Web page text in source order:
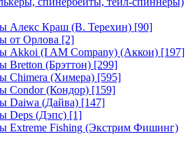
Алекс Краш (В. Терехин) [90]
от Орлова [2]
Akkoi (I AM Company) (Аккои) [197]
Bretton (Брэттон) [299]
Chimera (Химера) [595]
Condor (Кондор) [159]
Daiwa (Дайва) [147]
Deps (Дэпс) [1]
Extreme Fishing (Экстрим Фишинг)